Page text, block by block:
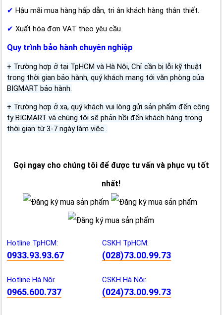
✔ Hậu mãi mua hàng hấp dẫn, tri ân khách hàng thân thiết.
✔ Xuất hóa đơn VAT theo yêu cầu
Quy trình bảo hành chuyên nghiệp
+ Trường hợp ở tại TpHCM và Hà Nội, Chỉ cần bị lỗi kỹ thuật
trong thời gian bảo hành, quý khách mang tới văn phòng của
BIGMART bảo hành.
+ Trường hợp ở xa, quý khách vui lòng gửi sản phẩm đến công
ty BIGMART và chúng tôi sẽ phản hồi đến khách hàng trong
thời gian từ 3-7 ngày làm việc .
Gọi ngay cho chúng tôi để được tư vấn và phục vụ tốt
nhất!
Hotline TpHCM:
0933.93.93.67
CSKH TpHCM:
(028)73.00.99.73
Hotline Hà Nội:
0965.600.737
CSKH Hà Nội:
(024)73.00.99.73